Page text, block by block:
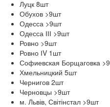
Луцк 8шт
Обухов >9шт
Одесса >9шт
Одесса ІІІ >9шт
Ровно >9шт
Ровно ІV 1 шт
Софиевская Борщаговка >9
Хмельницкий 5шт
Чернигов 2шт
Черновцы >9шт
м. Львів, Світінстал >9шт